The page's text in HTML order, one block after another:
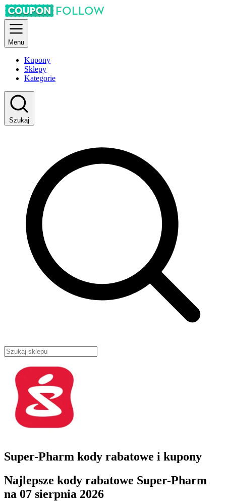
Menu
Kupony
Sklepy
Kategorie
Szukaj
Super-Pharm kody rabatowe i kupony
Najlepsze kody rabatowe Super-Pharm
na 07 sierpnia 2026